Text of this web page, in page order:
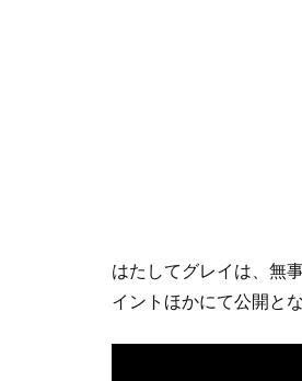
はたしてグレイは、無
イントほかにて公開とな